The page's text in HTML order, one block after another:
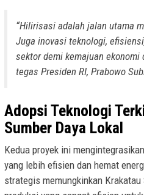
“Hilirisasi adalah jalan utama
Juga inovasi teknologi,
sektor demi kemajuan ekonomi
tegas Presiden RI, Prabowo
Adopsi Teknologi
Sumber Daya Lokal
Kedua proyek ini
yang lebih efisien dan hemat
strategis memungkinkan